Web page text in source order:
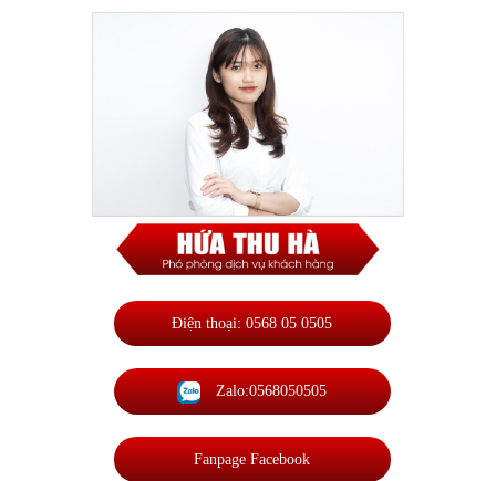
Điện thoại: 0568 05 0505
Zalo:0568050505
Fanpage Facebook